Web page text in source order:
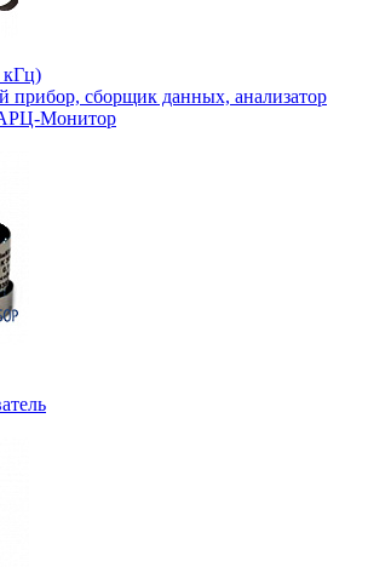
прибор, сборщик данных, анализатор
Монитор